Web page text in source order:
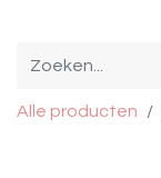
Alle producten